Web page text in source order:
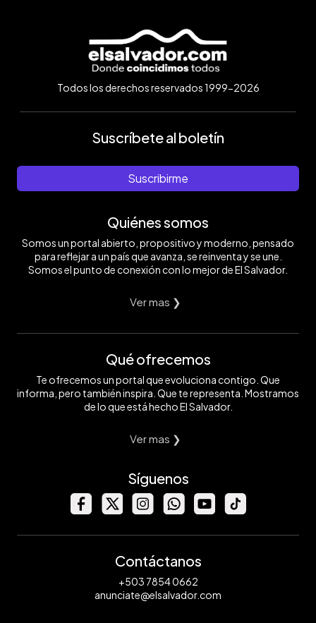
Todos los derechos reservados 1999-2026
Suscríbete al boletín
Suscribirme
Quiénes somos
Somos un portal abierto, propositivo y moderno, pensado
para reflejar a un país que avanza, se reinventa y se une.
Somos el punto de conexión con lo mejor de El Salvador.
Ver mas ❯
Qué ofrecemos
Te ofrecemos un portal que evoluciona contigo. Que
informa, pero también inspira. Que te representa. Mostramos
de lo que está hecho El Salvador.
Ver mas ❯
Síguenos
Contáctanos
+503 7854 0662
anunciate@elsalvador.com